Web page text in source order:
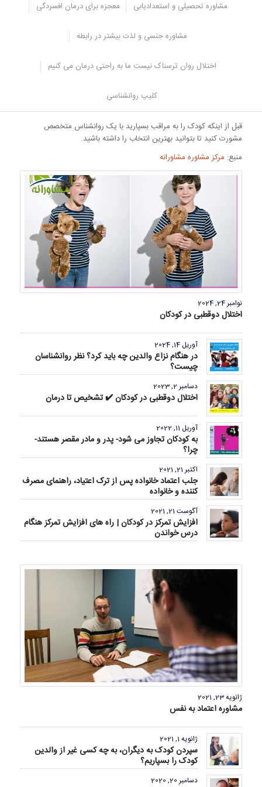
مشاوره تحصیلی و استعدادیابی معجزه برای درمان افسردگی
مشاوره جنسی و لذت بیشتر در رابطه
اختلال روان ترسناک نیست ما به راحتی درمان می کنیم
کلیپ روانشناسی
امنیت بیشتر و بهتری می کند و راحت می تواند با افرادی غیر از والدین
اگر کودک شما می تواند صحبت کند از او بپرسید که روز خود را چطور
حرف بزند.
با مراقب در مورد مسائل مهم مانند تغذیه، خواباندن، بازی و تمیز کردن
قبل از اینکه کودک را به مراقب بسپارید با یک روانشناس متخصص
مشورت کنید تا بتوانید بهترین انتخاب را داشته باشید.
منبع: مرکز مشاوره مشاورانه
نوامبر 24, 2024
اختلال دوقطبی در کودکان
آوریل 14, 2024
در هنگام نزاع والدین چه باید کرد؟ نظر روانشناسان
چیست؟
دسامبر 2, 2023
اختلال دوقطبی در کودکان ✔️ تشخیص تا درمان
آوریل 11, 2022
به کودکان تجاوز می شود- پدر و مادر مقصر هستند-
چرا؟
اکتبر 21, 2021
جلب اعتماد خانواده پس از ترک اعتیاد، راهنمای مصرف
کننده و خانواده
آگوست 21, 2021
افزایش تمرکز در کودکان | راه های افزایش تمرکز هنگام
درس خواندن
ژانویه 23, 2021
مشاوره اعتماد به نفس
ژانویه 1, 2021
سپردن کودک به دیگران، به چه کسی غیر از والدین
کودک را بسپاریم؟
دسامبر 20, 2020